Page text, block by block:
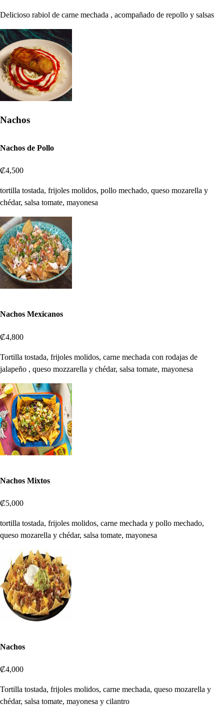
Delicioso rabiol de carne mechada , acompañado de repollo y salsas
Nachos
Nachos de Pollo
₡4,500
tortilla tostada, frijoles molidos, pollo mechado, queso mozarella y
chédar, salsa tomate, mayonesa
Nachos Mexicanos
₡4,800
Tortilla tostada, frijoles molidos, carne mechada con rodajas de
jalapeño , queso mozzarella y chédar, salsa tomate, mayonesa
Nachos Mixtos
₡5,000
tortilla tostada, frijoles molidos, carne mechada y pollo mechado,
queso mozarella y chédar, salsa tomate, mayonesa
Nachos
₡4,000
Tortilla tostada, frijoles molidos, carne mechada, queso mozarella y
chédar, salsa tomate, mayonesa y cilantro